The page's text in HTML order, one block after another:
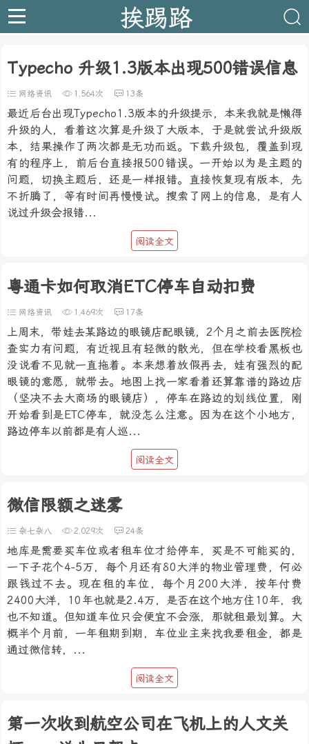
挨踢路
Typecho 升级1.3版本出现500错误信息
网络资讯 1,564次 13条
最近后台出现Typecho1.3版本的升级提示，本来我就是懒得
升级的人，看着这次算是升级了大版本，于是就尝试升级版
本，结果操作了两次都是无功而返。下载升级包，覆盖到现
有的程序上，前后台直接报500错误。一开始以为是主题的
问题，切换主题后，还是一样报错。直接恢复现有版本，先
不折腾了，等有时间再慢慢试。搜索了网上的信息，是有人
说过升级会报错...
阅读全文
粤通卡如何取消ETC停车自动扣费
网络资讯 1,469次 17条
上周末，带娃去某路边的眼镜店配眼镜，2个月之前去医院检
查实力有问题，有近视且有轻微的散光，但在学校看黑板也
没说看不见就一直拖着。本来想着放假再去，娃有强烈的配
眼镜的意愿，就带去。地图上找一家看着还算靠谱的路边店
（坚决不去大商场的眼镜店），停车在路边的划线位置，刚
开始看到是ETC停车，就没怎么注意。因为在这个小地方，
路边停车以前都是有人巡...
阅读全文
微信限额之迷雾
杂七杂八 2,029次 24条
地库是需要买车位或者租车位才给停车，买是不可能买的，
一下子花个4-5万，每个月还有80大洋的物业管理费，何必
跟钱过不去。现在租的车位，每个月200大洋，按年付费
2400大洋，10年也就是2.4万，是否在这个地方住10年，我
也不知道。但知道车位只会便宜不会涨，那就租最划算。大
概半个月前，一年租期到期，车位业主来找我要租金，都是
通过微信转，...
阅读全文
第一次收到航空公司在飞机上的人文关